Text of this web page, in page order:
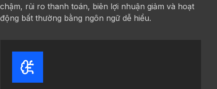
chậm, rủi ro thanh toán, biên lợi nhuận giảm và hoạt
động bất thường bằng ngôn ngữ dễ hiểu.